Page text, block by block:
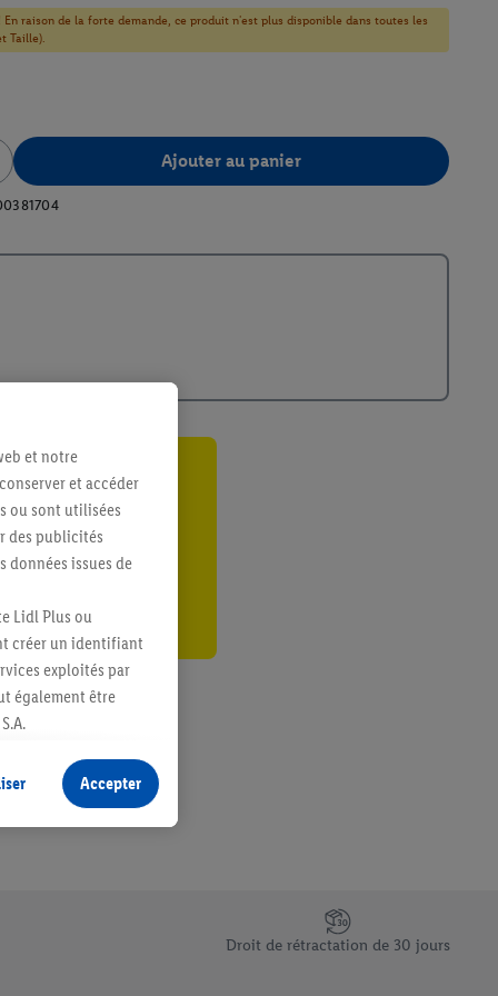
En raison de la forte demande, ce produit n'est plus disponible dans toutes les
Taille).
Ajouter au panier
Droit de rétractation de 30 jours
et notre
et accéder
ou sont utilisées
des publicités
données issues de
Lidl Plus ou
créer un identifiant
exploités par
également être
sans procéder à
terminaux ou
échéant, d’autres
En cliquant sur
de plus amples
Accepter